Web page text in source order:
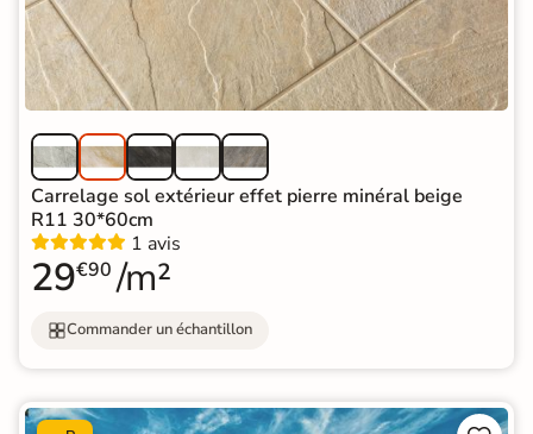
Carrelage sol extérieur effet pierre minéral beige
R11 30*60cm
1 avis
29€90 /m²
Commander un échantillon